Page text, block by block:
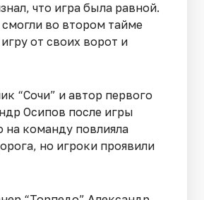
что игра была равной.
во втором тайме
от своих ворот и
“Сочи” и автор первого
Осипов после игры
на команду повлияла
но игроки проявили